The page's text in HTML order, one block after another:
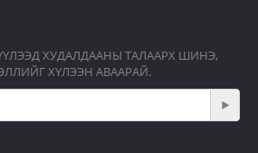
ХУДАЛДААНЫ ТАЛААРХ ШИНЭ,
ХҮЛЭЭН АВААРАЙ.